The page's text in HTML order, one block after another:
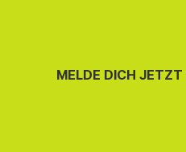
MELDE DICH JETZT